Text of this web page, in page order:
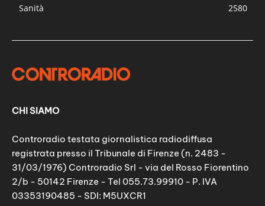
Sanità
2580
CHI SIAMO
Controradio testata giornalistica radiodiffusa
registrata presso il Tribunale di Firenze (n. 2483 -
31/03/1976) Controradio Srl - via del Rosso Fiorentino
2/b - 50142 Firenze - Tel 055.73.99910 - P. IVA
03353190485 - SDI: M5UXCR1